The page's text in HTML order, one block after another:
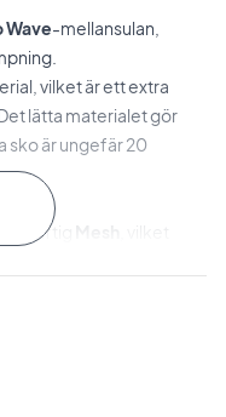
Wave-mellansulan,
vilket är ett extra
lätta materialet gör
sko är ungefär 20
luftig
ger mer flexibilitet.